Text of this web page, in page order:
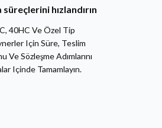
hızlandırın
40HC Ve Özel Tip
Için Süre, Teslim
Ve Sözleşme Adımlarını
Içinde Tamamlayın.